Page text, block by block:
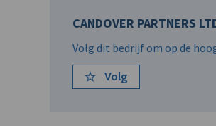
CANDOVER PARTNERS
Volg dit bedrijf om op de
Volg